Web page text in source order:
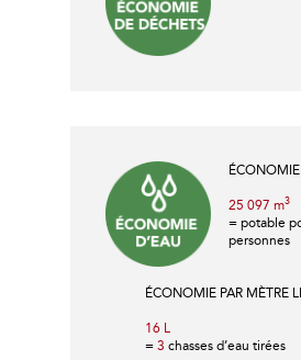
25 097 m3
= potable
personnes
ÉCONOMIE PAR MÈTRE
16 L
= 3 chasses d’eau tirées